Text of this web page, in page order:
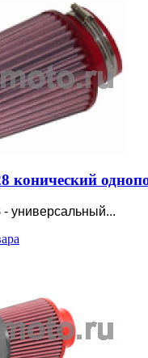
конический
- универсальный...